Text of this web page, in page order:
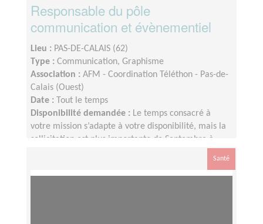
Responsable du pôle
communication et évènementiel
Lieu : PAS-DE-CALAIS (62)
Type : Communication, Graphisme
Association : AFM - Coordination Téléthon - Pas-de-
Calais (Ouest)
Date :
Tout le temps
Disponibilité demandée : Le temps consacré à
votre mission s’adapte à votre disponibilité, mais la
sollicitation est plus importante de Septembre à
Santé